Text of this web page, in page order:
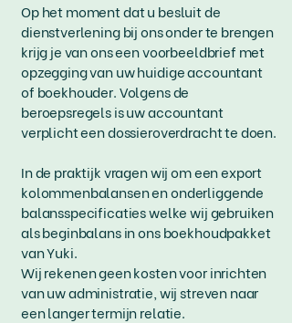
Op het moment dat u besluit de
dienstverlening bij ons onder te brengen
krijg je van ons een voorbeeldbrief met
opzegging van uw huidige accountant
of boekhouder. Volgens de
beroepsregels is uw accountant
verplicht een dossieroverdracht te doen.
In de praktijk vragen wij om een export
kolommenbalansen en onderliggende
balansspecificaties welke wij gebruiken
als beginbalans in ons boekhoudpakket
van Yuki.
Wij rekenen geen kosten voor inrichten
van uw administratie, wij streven naar
een langer termijn relatie.